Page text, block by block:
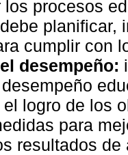
los procesos
planificar,
cumplir con
desempeño:
el logro de los
para
resultados